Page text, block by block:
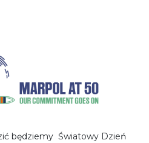
będziemy Światowy Dzień